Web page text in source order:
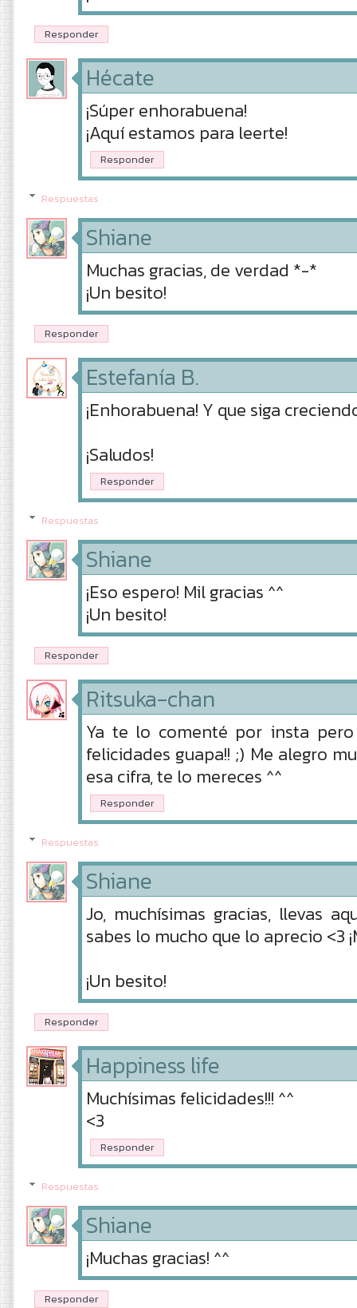
Responder
Hécate
¡Súper enhorabuena!
¡Aquí estamos para leerte!
Responder
Respuestas
Shiane
Muchas gracias, de verdad *-*
¡Un besito!
Responder
Estefanía B.
¡Enhorabuena! Y que siga
¡Saludos!
Responder
Respuestas
Shiane
¡Eso espero! Mil gracias ^^
¡Un besito!
Responder
Ritsuka-chan
Ya te lo comenté por insta
felicidades guapa!! ;) Me alegro
esa cifra, te lo mereces ^^
Responder
Respuestas
Shiane
Jo, muchísimas gracias, llevas
sabes lo mucho que lo aprecio <3
¡Un besito!
Responder
Happiness life
Muchísimas felicidades!!! ^^
<3
Responder
Respuestas
Shiane
¡Muchas gracias! ^^
Responder